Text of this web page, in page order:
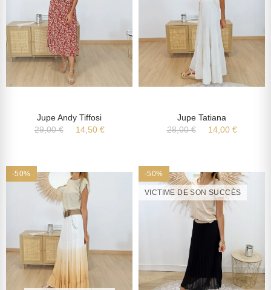
Jupe Andy Tiffosi
29,00 €
14,50 €
Jupe Tatiana
28,00 €
14,00 €
-50% -50%
VICTIME DE SON SUCCÈS